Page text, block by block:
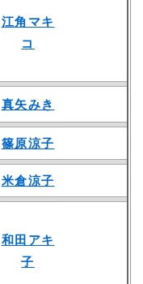
江角マキ
コ
真矢みき
篠原涼子
米倉涼子
和田アキ
子